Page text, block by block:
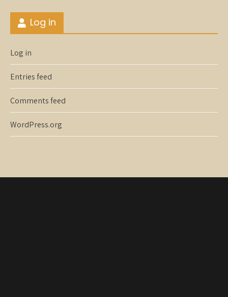
Log in
Log in
Entries feed
Comments feed
WordPress.org